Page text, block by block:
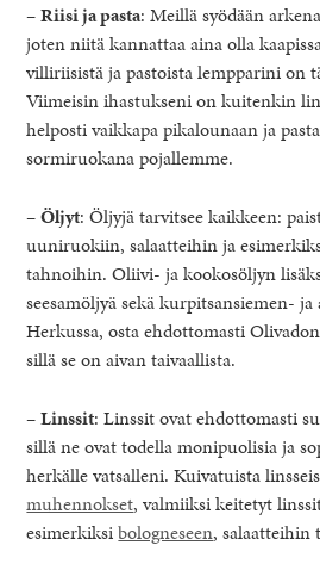
–Riisi ja pasta: Meillä syödään
joten niitä kannattaa aina olla
villiriisistä ja pastoista lempparini on
Viimeisin ihastukseni on kuitenkin
helposti vaikkapa pikalounaan ja
sormiruokana pojallemme.
–Öljyt: Öljyjä tarvitsee kaikkeen:
uuniruokiin, salaatteihin ja
tahnoihin. Oliivi- ja kookosöljyn
seesamöljyä sekä kurpitsansiemen- ja
Herkussa, osta ehdottomasti
sillä se on aivan taivaallista.
–Linssit: Linssit ovat ehdottomasti
sillä ne ovat todella monipuolisia ja
herkälle vatsalleni. Kuivatuista
muhennokset, valmiiksi keitetyt
esimerkiksibologneseen, salaatteihin